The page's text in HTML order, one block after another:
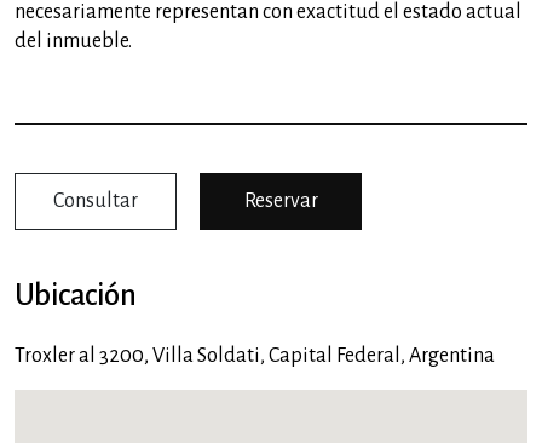
necesariamente representan con exactitud el estado actual
del inmueble.
Consultar Reservar
Ubicación
Troxler al 3200, Villa Soldati, Capital Federal , Argentina